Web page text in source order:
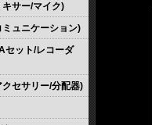
サー/マイク)
ュニケーション)
セット/レコーダ
セサリー/分配器)